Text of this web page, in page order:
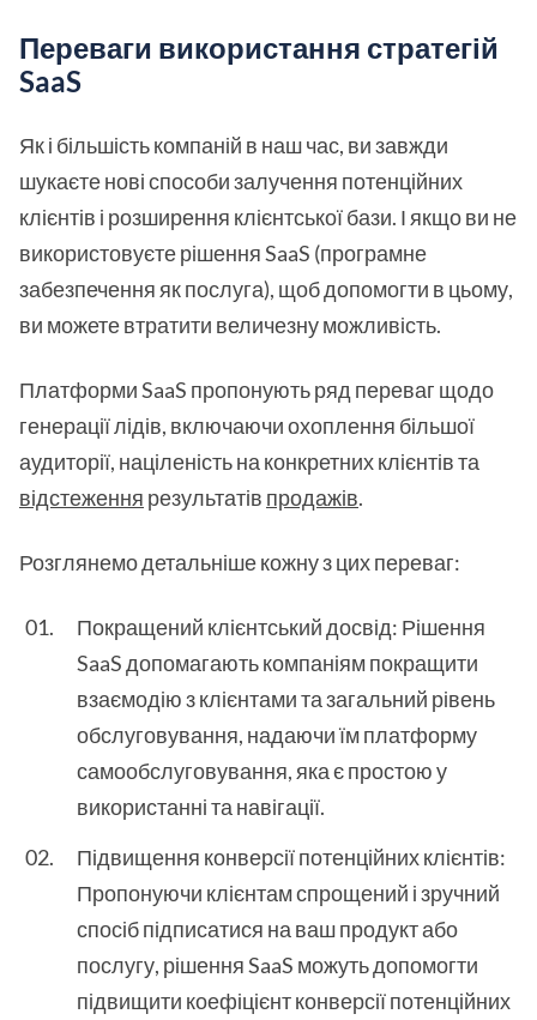
Переваги використання стратегій
SaaS
Як і більшість компаній в наш час, ви завжди
шукаєте нові способи залучення потенційних
клієнтів і розширення клієнтської бази. І якщо ви не
використовуєте рішення SaaS (програмне
забезпечення як послуга), щоб допомогти в цьому,
ви можете втратити величезну можливість.
Платформи SaaS пропонують ряд переваг щодо
генерації лідів, включаючи охоплення більшої
аудиторії, націленість на конкретних клієнтів та
відстеження результатів продажів.
Розглянемо детальніше кожну з цих переваг:
Покращений клієнтський досвід: Рішення
SaaS допомагають компаніям покращити
взаємодію з клієнтами та загальний рівень
обслуговування, надаючи їм платформу
самообслуговування, яка є простою у
використанні та навігації.
Підвищення конверсії потенційних клієнтів:
Пропонуючи клієнтам спрощений і зручний
спосіб підписатися на ваш продукт або
послугу, рішення SaaS можуть допомогти
підвищити коефіцієнт конверсії потенційних